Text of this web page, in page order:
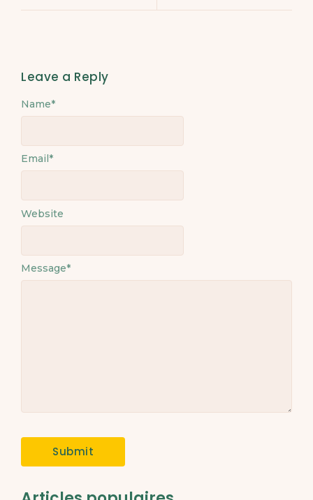
Leave a Reply
Message*
Name*
Email*
Website
Alternative: